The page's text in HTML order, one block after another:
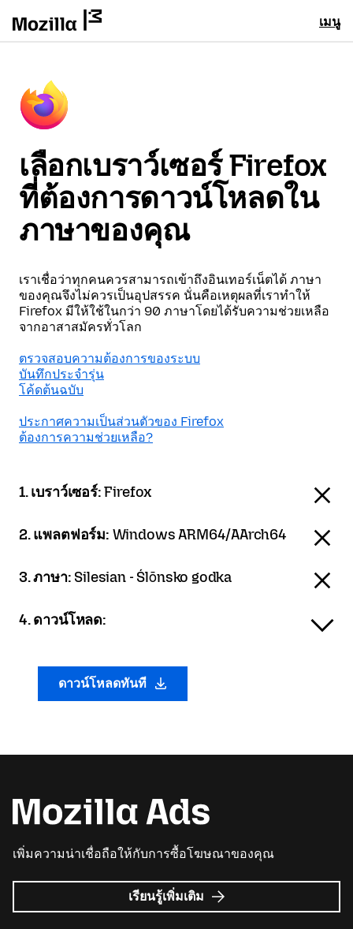
เมนู
เลือกเบราว์เซอร์ Firefox
ที่ต้องการดาวน์โหลดใน
ภาษาของคุณ
เราเชื่อว่าทุกคนควรสามารถเข้าถึงอินเทอร์เน็ตได้ ภาษา
ของคุณจึงไม่ควรเป็นอุปสรรค นั่นคือเหตุผลที่เราทำให้
Firefox มีให้ใช้ในกว่า 90 ภาษาโดยได้รับความช่วยเหลือ
จากอาสาสมัครทั่วโลก
ตรวจสอบความต้องการของระบบ
บันทึกประจำรุ่น
โค้ดต้นฉบับ
ประกาศความเป็นส่วนตัวของ Firefox
ต้องการความช่วยเหลือ?
1. เบราว์เซอร์:Firefox
2. แพลตฟอร์ม: Windows ARM64/AArch64
3. ภาษา: Silesian - Ślōnsko godka
4. ดาวน์โหลด:
ดาวน์โหลดทันที
เพิ่มความน่าเชื่อถือให้กับการซื้อโฆษณาของคุณ
เรียนรู้เพิ่มเติม เกี่ยว
กับ